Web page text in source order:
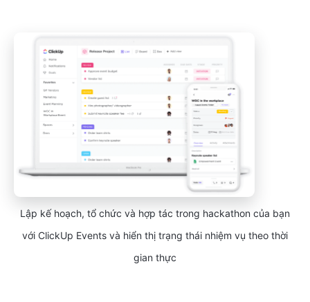
Lập kế hoạch, tổ chức và hợp tác trong hackathon của bạn
với ClickUp Events và hiển thị trạng thái nhiệm vụ theo thời
gian thực